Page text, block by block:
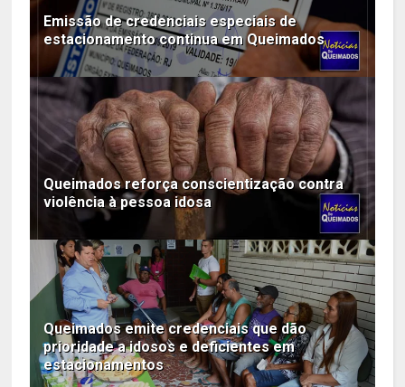
Emissão de credenciais especiais de
estacionamento continua em Queimados
Queimados reforça conscientização contra
violência à pessoa idosa
Queimados emite credenciais que dão
prioridade a idosos e deficientes em
estacionamentos